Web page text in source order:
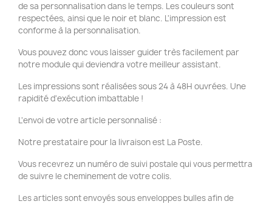
de sa personnalisation dans le temps. Les couleurs sont
respectées, ainsi que le noir et blanc. L'impression est
conforme à la personnalisation.
Vous pouvez donc vous laisser guider très facilement par
notre module qui deviendra votre meilleur assistant.
Les impressions sont réalisées sous 24 à 48H ouvrées. Une
rapidité d'exécution imbattable !
L'envoi de votre article personnalisé :
Notre prestataire pour la livraison est La Poste.
Vous recevrez un numéro de suivi postale qui vous permettra
de suivre le cheminement de votre colis.
Les articles sont envoyés sous enveloppes bulles afin de